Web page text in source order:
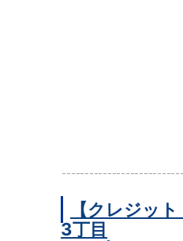
【クレジッ
3丁目